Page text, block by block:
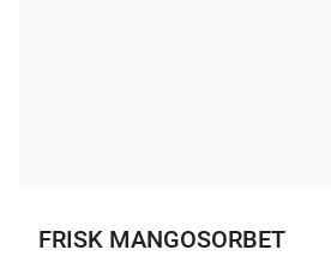
FRISK MANGOSORBET